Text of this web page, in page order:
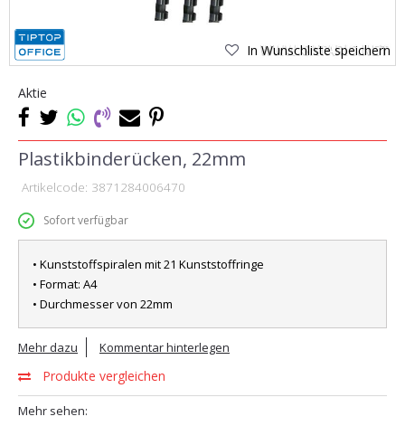
In Wunschliste speichern
Aktie
Plastikbinderücken, 22mm
Artikelcode: 3871284006470
Sofort verfügbar
• Kunststoffspiralen mit 21 Kunststoffringe
• Format: A4
• Durchmesser von 22mm
Mehr dazu Kommentar hinterlegen
Produkte vergleichen
Mehr sehen: